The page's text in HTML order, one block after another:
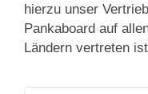
hierzu unser
Pankaboard auf
Ländern vertreten